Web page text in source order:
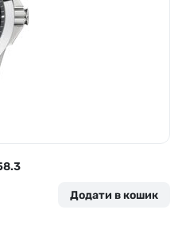
Додати в кошик